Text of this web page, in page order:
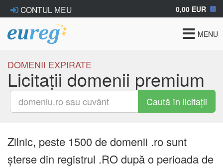
CONTUL MEU 0,00 EUR
Toggle
MENU
DOMENII EXPIRATE
Licitații domenii premium
Caută în licitații
Zilnic, peste 1500 de domenii .ro sunt
șterse din registrul .RO după o perioada de